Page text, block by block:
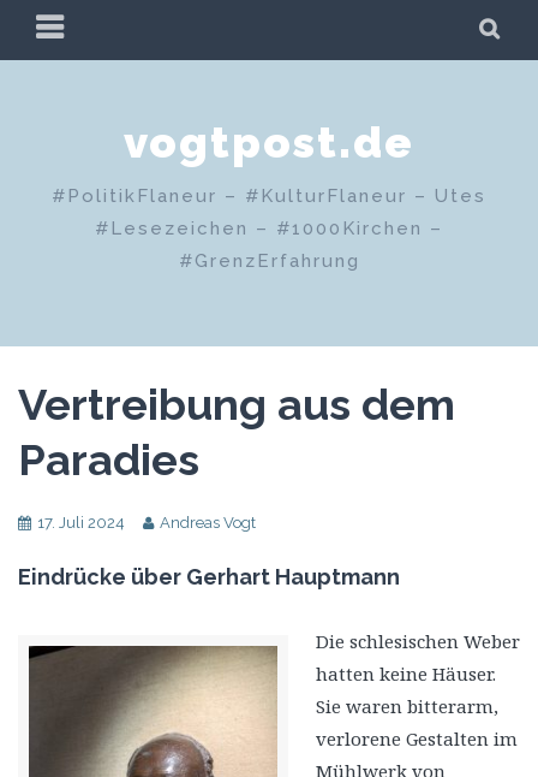
Zum
PRIMÄRES
MENÜ
vogtpost.de
#PolitikFlaneur – #KulturFlaneur – Utes
#Lesezeichen – #1000Kirchen –
#GrenzErfahrung
Vertreibung aus dem
Paradies
17. Juli 2024 Andreas Vogt
Eindrücke über Gerhart Hauptmann
Die schlesischen Weber
hatten keine Häuser.
Sie waren bitterarm,
verlorene Gestalten im
Mühlwerk von